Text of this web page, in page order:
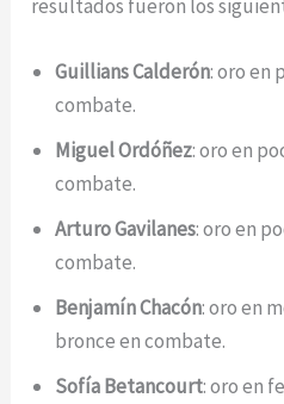
resultados fueron los
Guillians Calderón: oro en
combate.
Miguel Ordóñez: oro en
combate.
Arturo Gavilanes: oro en
combate.
Benjamín Chacón: oro en
bronce en combate.
Sofía Betancourt: oro en